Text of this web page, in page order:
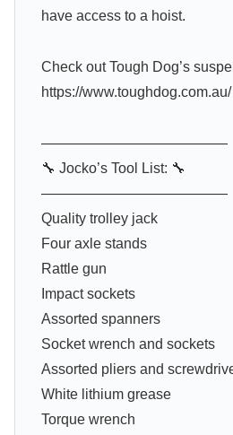
have access to a hoist.
Check out Tough Dog’s
https://www.toughdog.com.au/
—————————————
🔧 Jocko’s Tool List: 🔧
—————————————
Quality trolley jack
Four axle stands
Rattle gun
Impact sockets
Assorted spanners
Socket wrench and sockets
Assorted pliers and
White lithium grease
Torque wrench